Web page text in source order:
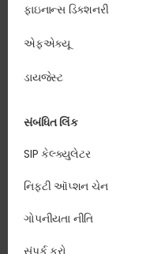
ફાઇનાન્સ ડિક્શનરી
એફએક્યૂ
ડાયજેસ્ટ
સંબંધિત લિંક
SIP કેલ્ક્યુલેટર
નિફ્ટી ઑપ્શન ચેન
ગોપનીયતા નીતિ
સંપર્ક કરો